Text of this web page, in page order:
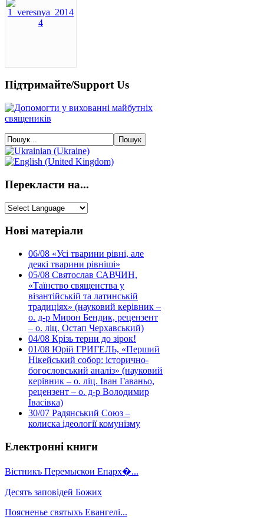
Підтримайте/Support Us
Перекласти на...
Нові матеріали
06/08 «Усі тварини рівні, але
деякі тварини рівніші»
05/08 Святослав САВЧИН,
«Таїнство священства у
візантійській та латинській
традиціях» (науковий керівник –
о. д-р Мирон Бендик, рецензент
– о. ліц. Остап Черхавський)
04/08 Крізь терни до зірок!
01/08 Юрій ГРИГЕЛЬ, «Перший
Нікейський собор: історично-
богословський аналіз» (науковий
керівник – о. ліц. Іван Гаваньо,
рецензент – о. д-р Володимир
Івасівка)
30/07 Радянський Союз –
колиска ідеології комунізму
Електронні книги
Вістникъ Перемыскои Епарх�...
Десять заповідей Божих
Поясненье святыхъ Евангелі...